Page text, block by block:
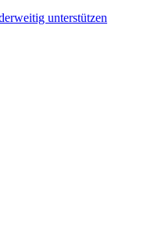
unterstützen